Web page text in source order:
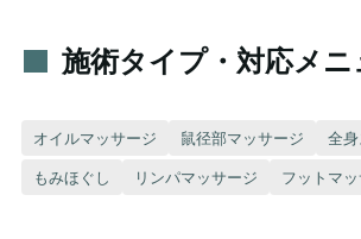
施術タイプ・対応メニ
オイルマッサージ 鼠径部マッサージ 全
もみほぐし リンパマッサージ フットマ